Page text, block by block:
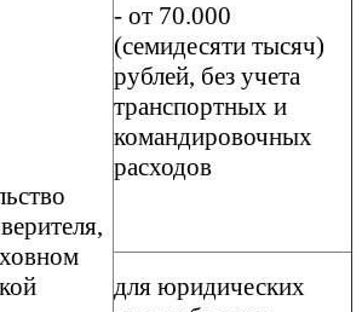
- от 70.000
(семидесяти тысяч)
рублей, без учета
транспортных и
командировочных
расходов
для юридических